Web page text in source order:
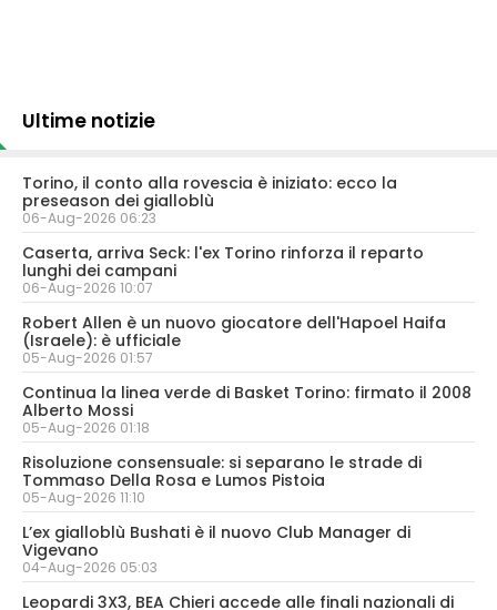
Ultime notizie
Torino, il conto alla rovescia è iniziato: ecco la
preseason dei gialloblù
06-Aug-2026 06:23
Caserta, arriva Seck: l'ex Torino rinforza il reparto
lunghi dei campani
06-Aug-2026 10:07
Robert Allen è un nuovo giocatore dell'Hapoel Haifa
(Israele): è ufficiale
05-Aug-2026 01:57
Continua la linea verde di Basket Torino: firmato il 2008
Alberto Mossi
05-Aug-2026 01:18
Risoluzione consensuale: si separano le strade di
Tommaso Della Rosa e Lumos Pistoia
05-Aug-2026 11:10
L’ex gialloblù Bushati è il nuovo Club Manager di
Vigevano
04-Aug-2026 05:03
Leopardi 3X3, BEA Chieri accede alle finali nazionali di